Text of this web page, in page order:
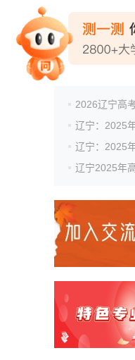
专家指导课
高考估分
2026辽宁高
辽宁：2025
辽宁：2025
辽宁2025年